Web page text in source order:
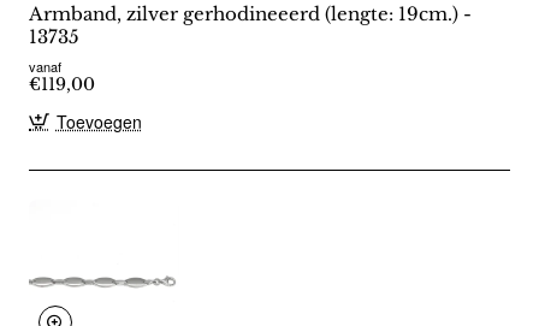
Armband, zilver gerhodineeerd (lengte: 19cm.) -
13735
vanaf
€119,00
Toevoegen